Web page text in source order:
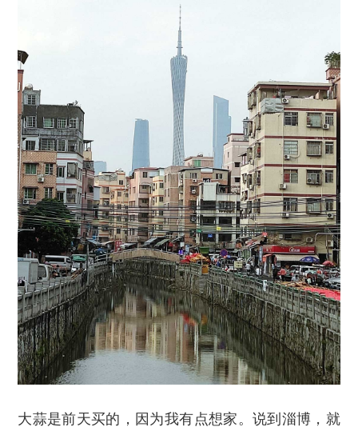
大蒜是前天买的，因为我有点想家。说到淄博，就